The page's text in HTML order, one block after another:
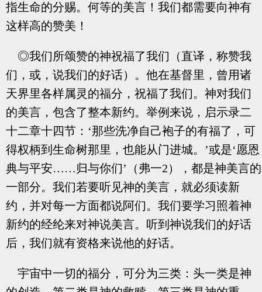
指生命的分赐。何等的美言！我们都需要向神有
这样高的赞美！
◎我们所颂赞的神祝福了我们（直译，称赞我
们，或，说我们的好话）。他在基督里，曾用诸
天界里各样属灵的福分，祝福了我们。神对我们
的美言，包含了整本新约。举例来说，启示录二
十二章十四节：‘那些洗净自己袍子的有福了，可
得权柄到生命树那里，也能从门进城。’或是‘愿恩
典与平安……归与你们’（弗一2），都是神美言的
一部分。我们若要听见神的美言，就必须读新
约，并对每一方面都说阿们。我们要学习照着神
新约的经纶来对神说美言。听到神说我们的好话
后，我们就有资格来说他的好话。
宇宙中一切的福分，可分为三类：头一类是神